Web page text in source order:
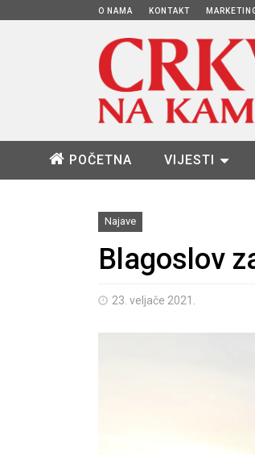
O NAMA KONTAKT
POČETNA VIJESTI
Najave
Blagoslov
23. veljače 2021.